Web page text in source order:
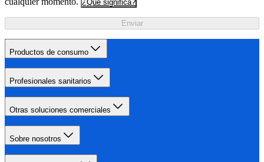
¿Qué significa?
Enviar
Productos de consumo
Profesionales sanitarios
Otras soluciones comerciales
Sobre nosotros